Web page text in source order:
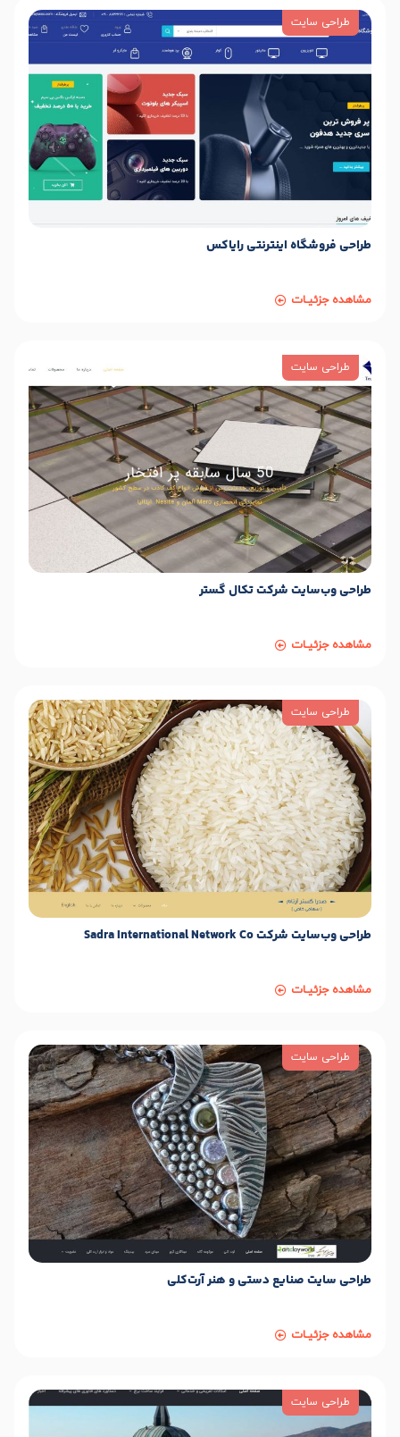
طراحی فروشگاه اینترنتی رایاکس
مشاهده جزئیـات
طراحی سایت
طراحی وب‌سایت شرکت تکال گستر
مشاهده جزئیـات
طراحی سایت
طراحی وب‌سایت شرکت Sadra International Network Co
مشاهده جزئیـات
طراحی سایت
طراحی سایت صنایع دستی و هنر آرت‌کلی
مشاهده جزئیـات
طراحی سایت
طراحی سایت